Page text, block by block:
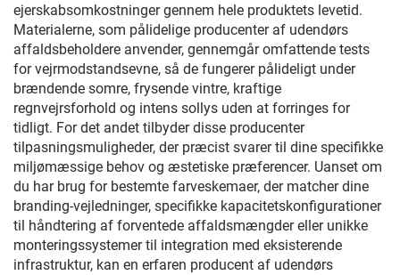
ejerskabsomkostninger gennem hele produktets levetid.
Materialerne, som pålidelige producenter af udendørs
affaldsbeholdere anvender, gennemgår omfattende tests
for vejrmodstandsevne, så de fungerer pålideligt under
brændende somre, frysende vintre, kraftige
regnvejrsforhold og intens sollys uden at forringes for
tidligt. For det andet tilbyder disse producenter
tilpasningsmuligheder, der præcist svarer til dine specifikke
miljømæssige behov og æstetiske præferencer. Uanset om
du har brug for bestemte farveskemaer, der matcher dine
branding-vejledninger, specifikke kapacitetskonfigurationer
til håndtering af forventede affaldsmængder eller unikke
monteringssystemer til integration med eksisterende
infrastruktur, kan en erfaren producent af udendørs